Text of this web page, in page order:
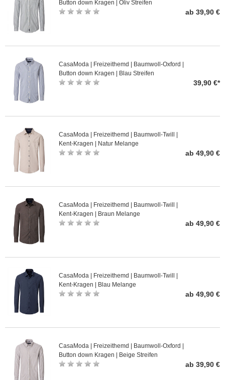
Button down Kragen | Oliv Streifen
ab 39,90 €
CasaModa | Freizeithemd | Baumwoll-Oxford |
Button down Kragen | Blau Streifen
39,90 €*
CasaModa | Freizeithemd | Baumwoll-Twill |
Kent-Kragen | Natur Melange
ab 49,90 €
CasaModa | Freizeithemd | Baumwoll-Twill |
Kent-Kragen | Braun Melange
ab 49,90 €
CasaModa | Freizeithemd | Baumwoll-Twill |
Kent-Kragen | Blau Melange
ab 49,90 €
CasaModa | Freizeithemd | Baumwoll-Oxford |
Button down Kragen | Beige Streifen
ab 39,90 €